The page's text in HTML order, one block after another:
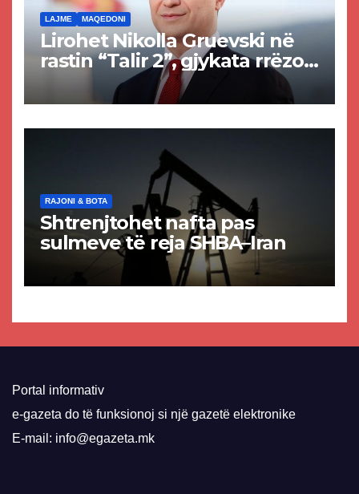
LAJME MAQEDONI
Lirohet Nikolla Gruevski në
rastin “Talir 2”, gjykata rrëzon
akuzat për ndërtimin e
paligjshëm të selisë së
RAJONI & BOTA
Shtrenjtohet nafta pas
sulmeve të reja SHBA–Iran
Portal informativ
e-gazeta do të funksionoj si një gazetë elektronike
E-mail: info@egazeta.mk